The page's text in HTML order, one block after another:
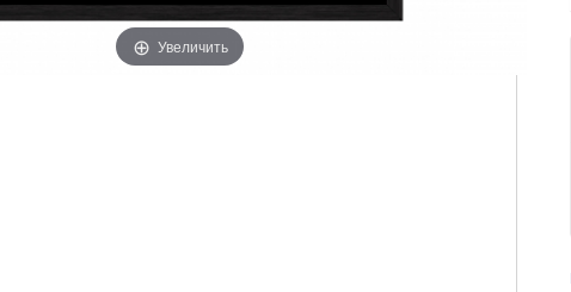
Увеличить